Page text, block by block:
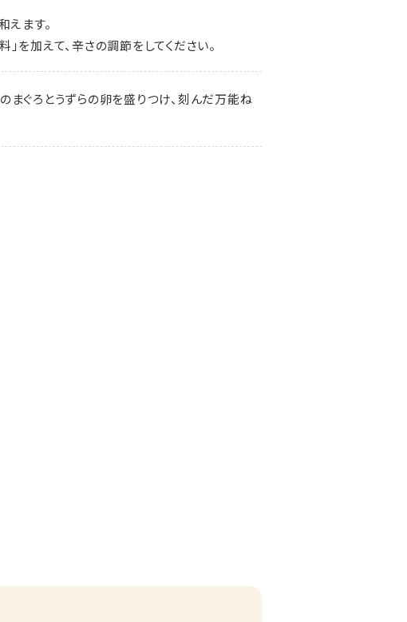
えます。
を加えて、辛さの調節をしてください。
のまぐろとうずらの卵を盛りつけ、刻んだ万能ね